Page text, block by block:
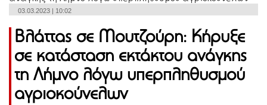
03.03.2023 | 10:02
Βλάττας σε Μουτζούρη: Κήρυξε
σε κατάσταση εκτάκτου ανάγκης
τη Λήμνο λόγω υπερπληθυσμού
αγριοκούνελων